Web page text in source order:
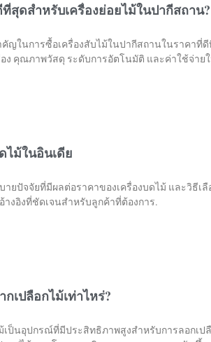
สุดสำหรับเครื่องย่อยไม้ในปากีสถาน?
ญในการซื้อเครื่องสับไม้ในปากีสถานในราคาที่
อง คุณภาพวัสดุ ระดับการอัตโนมัติ และค่าใช้จ่าย
ไม้ในอินเดีย
ยปัจจัยที่มีผลต่อราคาของเครื่องบดไม้ และวิธีเลื
งอิงที่ชัดเจนสำหรับลูกค้าที่ต้องการ.
เปลือกไม้เท่าไหร่?
เป็นอุปกรณ์ที่มีประสิทธิภาพสูงสำหรับการลอกเ